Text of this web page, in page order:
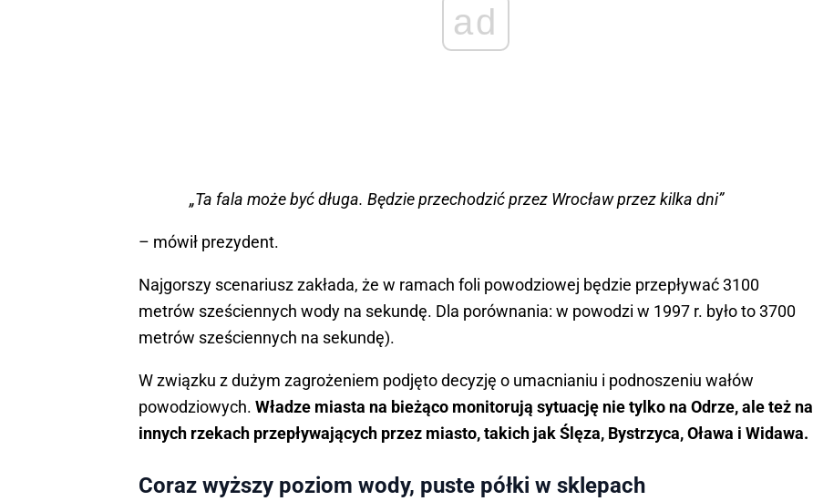
ad
„Ta fala może być długa. Będzie przechodzić przez Wrocław przez kilka dni”
– mówił prezydent.
Najgorszy scenariusz zakłada, że w ramach foli powodziowej będzie przepływać 3100
metrów sześciennych wody na sekundę. Dla porównania: w powodzi w 1997 r. było to 3700
metrów sześciennych na sekundę).
W związku z dużym zagrożeniem podjęto decyzję o umacnianiu i podnoszeniu wałów
powodziowych. Władze miasta na bieżąco monitorują sytuację nie tylko na Odrze, ale też na
innych rzekach przepływających przez miasto, takich jak Ślęza, Bystrzyca, Oława i Widawa.
Coraz wyższy poziom wody, puste półki w sklepach